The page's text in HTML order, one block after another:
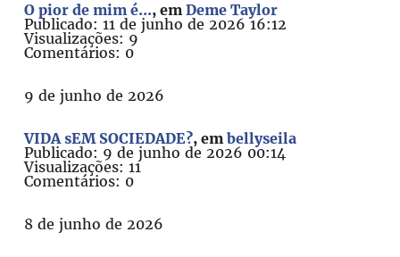
BLOG
COMUNIDADE
O pior de mim é..., emDeme Taylor
Publicado: 11 de junho de 2026 16:12
Visualizações: 9
Comentários: 0
9 de junho de 2026
VIDA sEM SOCIEDADE?, embellyseila
Publicado: 9 de junho de 2026 00:14
Visualizações: 11
Comentários: 0
8 de junho de 2026